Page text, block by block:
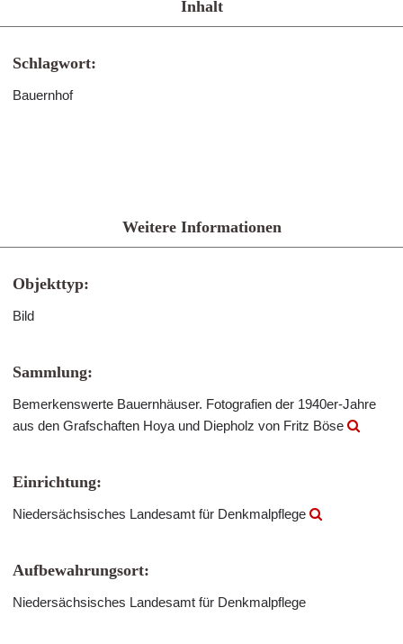
Inhalt
Schlagwort:
Bauernhof
Weitere Informationen
Objekttyp:
Bild
Sammlung:
Bemerkenswerte Bauernhäuser. Fotografien der 1940er-Jahre
aus den Grafschaften Hoya und Diepholz von Fritz Böse
Einrichtung:
Niedersächsisches Landesamt für Denkmalpflege
Aufbewahrungsort:
Niedersächsisches Landesamt für Denkmalpflege